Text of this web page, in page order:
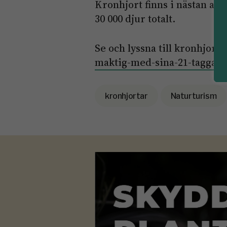
Kronhjort finns i nästan alla
30 000 djur totalt.
Se och lyssna till
maktig-med-sina-21-taggar/
kronhjortar Naturturism